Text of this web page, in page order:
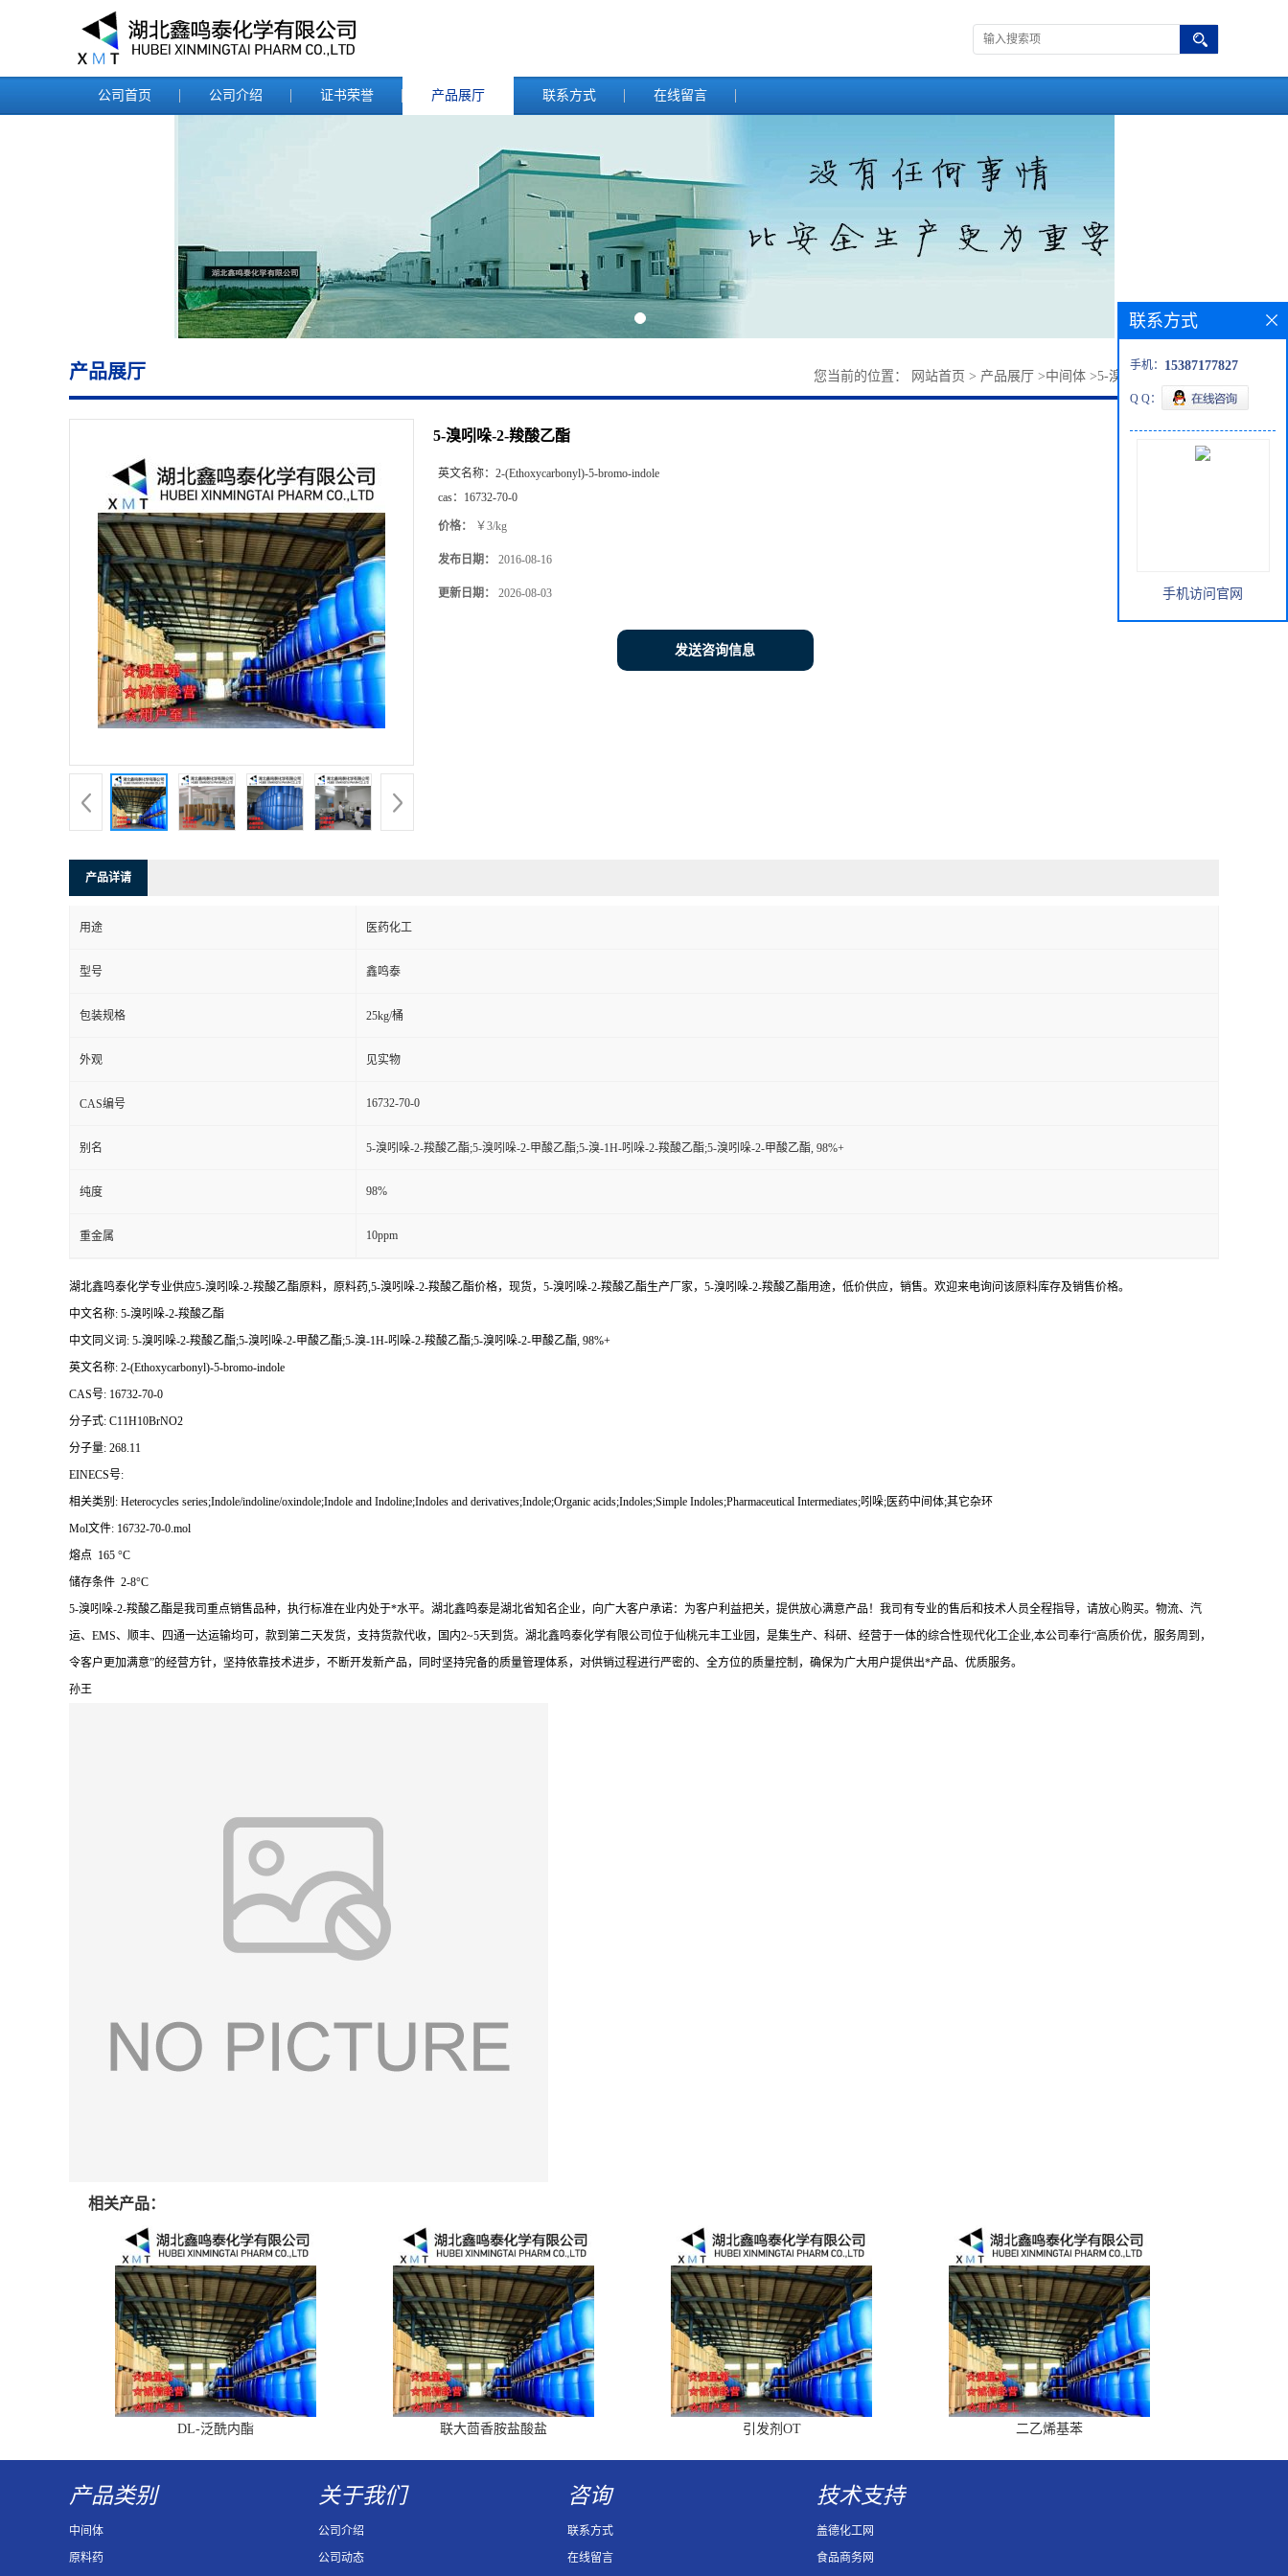
公司首页 公司介绍 证书荣誉 产品展厅 联系方式 在线留言
产品展厅 您当前的位置： 网站首页 > 产品展厅 >中间体 >5-溴吲哚-2-羧酸乙酯
5-溴吲哚-2-羧酸乙酯
英文名称： 2-(Ethoxycarbonyl)-5-bromo-indole
cas： 16732-70-0
价格： ￥3/kg
发布日期： 2016-08-16
更新日期： 2026-08-03
发送咨询信息
产品详请
用途 医药化工
型号 鑫鸣泰
包装规格 25kg/桶
外观 见实物
CAS编号 16732-70-0
别名 5-溴吲哚-2-羧酸乙酯;5-溴吲哚-2-甲酸乙酯;5-溴-1H-吲哚-2-羧酸乙酯;5-溴吲哚-2-甲酸乙酯, 98%+
纯度 98%
重金属 10ppm
湖北鑫鸣泰化学专业供应5-溴吲哚-2-羧酸乙酯原料，原料药,5-溴吲哚-2-羧酸乙酯价格，现货，5-溴吲哚-2-羧酸乙酯生产厂家，5-溴吲哚-2-羧酸乙酯用途，低价供应，销售。欢迎来电询问该原料库存及销售价格。
中文名称: 5-溴吲哚-2-羧酸乙酯
中文同义词: 5-溴吲哚-2-羧酸乙酯;5-溴吲哚-2-甲酸乙酯;5-溴-1H-吲哚-2-羧酸乙酯;5-溴吲哚-2-甲酸乙酯, 98%+
英文名称: 2-(Ethoxycarbonyl)-5-bromo-indole
CAS号: 16732-70-0
分子式: C11H10BrNO2
分子量: 268.11
EINECS号:
相关类别: Heterocycles series;Indole/indoline/oxindole;Indole and Indoline;Indoles and derivatives;Indole;Organic acids;Indoles;Simple Indoles;Pharmaceutical Intermediates;吲哚;医药中间体;其它杂环
Mol文件: 16732-70-0.mol
熔点 165 °C
储存条件 2-8°C
5-溴吲哚-2-羧酸乙酯是我司重点销售品种，执行标准在业内处于*水平。湖北鑫鸣泰是湖北省知名企业，向广大客户承诺：为客户利益把关，提供放心满意产品！我司有专业的售后和技术人员全程指导，请放心购买。物流、汽
运、EMS、顺丰、四通一达运输均可，款到第二天发货，支持货款代收，国内2~5天到货。湖北鑫鸣泰化学有限公司位于仙桃元丰工业园，是集生产、科研、经营于一体的综合性现代化工企业,本公司奉行“高质价优，服务周到，
令客户更加满意”的经营方针，坚持依靠技术进步，不断开发新产品，同时坚持完备的质量管理体系，对供销过程进行严密的、全方位的质量控制，确保为广大用户提供出*产品、优质服务。
孙王
相关产品：
DL-泛酰内酯 联大茴香胺盐酸盐 引发剂OT 二乙烯基苯
联系方式
手机： 15387177827
Q Q：
手机访问官网
产品类别
中间体
原料药
关于我们
公司介绍
公司动态
咨询
联系方式
在线留言
技术支持
盖德化工网
食品商务网